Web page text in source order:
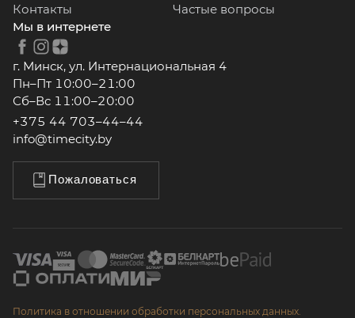
Контакты
Частые вопросы
Мы в интернете
г. Минск, ул. Интернациональная 4
Пн–Пт 10:00–21:00
Сб–Вс 11:00–20:00
+375 44 703–44–44
info@timecity.by
Пожаловаться
Политика в отношении обработки персональных данных.